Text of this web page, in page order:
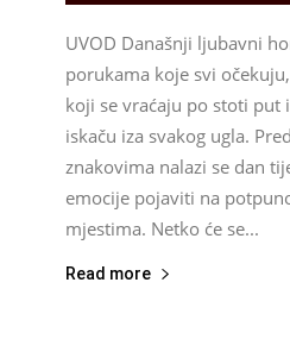
UVOD Današnji ljubavni
porukama koje svi
koji se vraćaju po stoti put
iskaču iza svakog ugla.
znakovima nalazi se dan
emocije pojaviti na
mjestima. Netko će se...
Read more